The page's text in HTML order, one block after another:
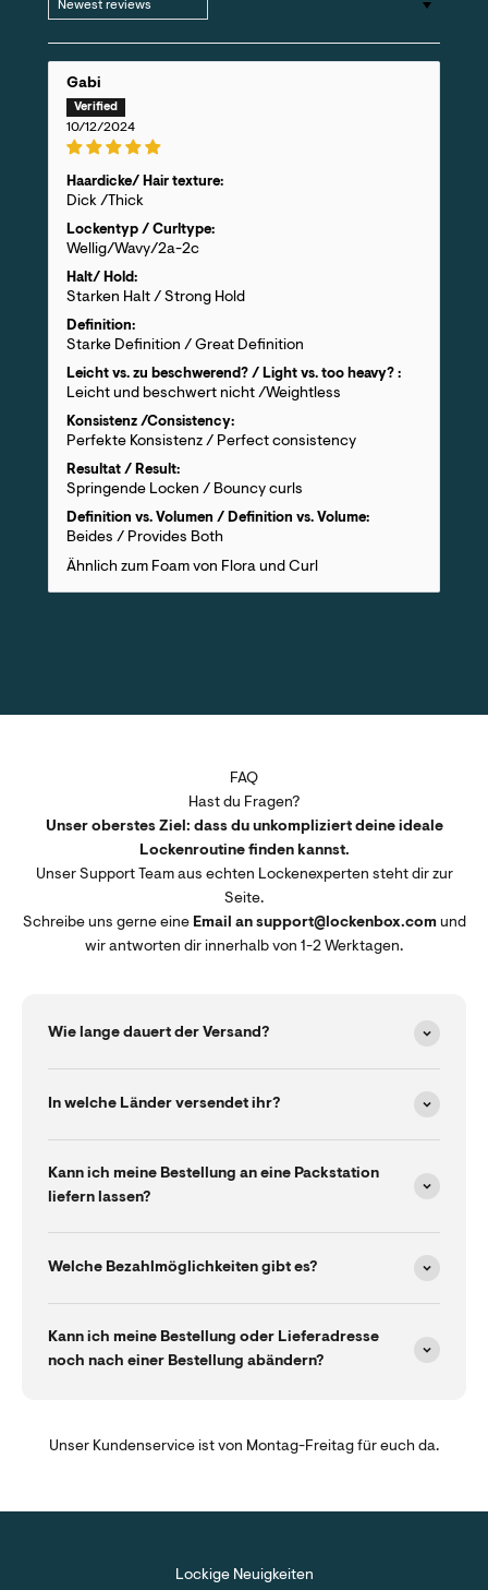
Gabi
10/12/2024
Haardicke/ Hair texture:
Dick /Thick
Lockentyp / Curltype:
Wellig/Wavy/2a-2c
Halt/ Hold:
Starken Halt / Strong Hold
Definition:
Starke Definition / Great Definition
Leicht vs. zu beschwerend? / Light vs. too heavy? :
Leicht und beschwert nicht /Weightless
Konsistenz /Consistency:
Perfekte Konsistenz / Perfect consistency
Resultat / Result:
Springende Locken / Bouncy curls
Definition vs. Volumen / Definition vs. Volume:
Beides / Provides Both
Ähnlich zum Foam von Flora und Curl
FAQ
Hast du Fragen?
Unser oberstes Ziel: dass du unkompliziert deine ideale
Lockenroutine finden kannst.
Unser Support Team aus echten Lockenexperten steht dir zur
Seite.
Schreibe uns gerne eine Email an support@lockenbox.comund
wir antworten dir innerhalb von 1-2 Werktagen.
Wie lange dauert der Versand?
In welche Länder versendet ihr?
Kann ich meine Bestellung an eine Packstation
liefern lassen?
Welche Bezahlmöglichkeiten gibt es?
Kann ich meine Bestellung oder Lieferadresse
noch nach einer Bestellung abändern?
Unser Kundenservice ist von Montag-Freitag für euch da.
Lockige Neuigkeiten